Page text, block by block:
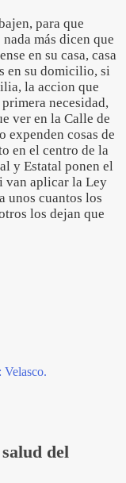
para que
más dicen que
en su casa, casa
en su domicilio, si
la accion que
necesidad,
ver en la Calle de
expenden cosas de
en el centro de la
y Estatal ponen el
van aplicar la Ley
unos cuantos los
los dejan que
Velasco.
del